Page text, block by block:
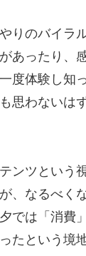
りのバイラ
あったり、
度体験し知
思わないは
ンツという
、なるべく
では「消費
たという境